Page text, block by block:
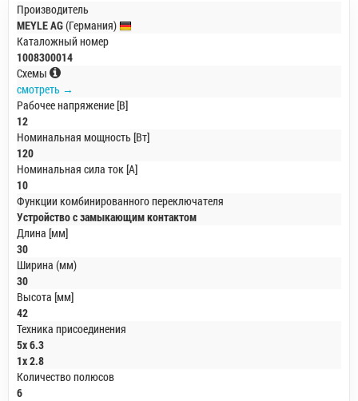
Производитель
MEYLE AG(Германия)
Каталожный номер
1008300014
Схемы
смотреть →
Рабочее напряжение [В]
12
Номинальная мощность [Вт]
120
Номинальная сила ток [A]
10
Функции комбинированного переключателя
Устройство с замыкающим контактом
Длина [мм]
30
Ширина (мм)
30
Высота [мм]
42
Техника присоединения
5x 6.3
1x 2.8
Количество полюсов
6